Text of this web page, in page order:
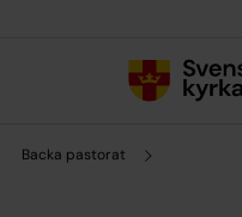
Backa pastorat